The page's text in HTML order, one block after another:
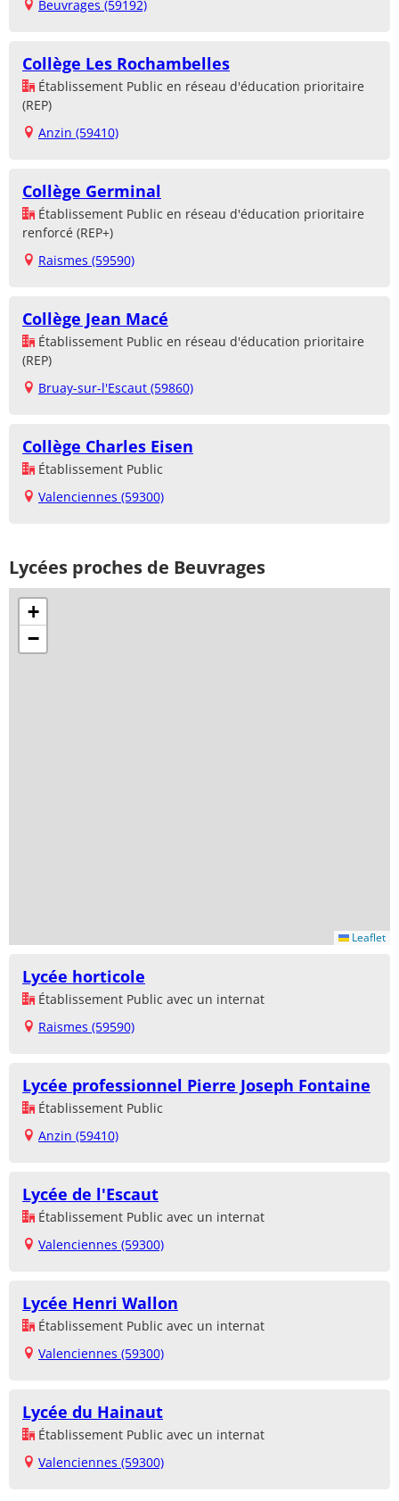
Beuvrages (59192)
Collège Les Rochambelles
Établissement Public en réseau d'éducation prioritaire
(REP)
Anzin (59410)
Collège Germinal
Établissement Public en réseau d'éducation prioritaire
renforcé (REP+)
Raismes (59590)
Collège Jean Macé
Établissement Public en réseau d'éducation prioritaire
(REP)
Bruay-sur-l'Escaut (59860)
Collège Charles Eisen
Établissement Public
Valenciennes (59300)
Lycées proches de Beuvrages
+
−
Leaflet
Lycée horticole
Établissement Public avec un internat
Raismes (59590)
Lycée professionnel Pierre Joseph Fontaine
Établissement Public
Anzin (59410)
Lycée de l'Escaut
Établissement Public avec un internat
Valenciennes (59300)
Lycée Henri Wallon
Établissement Public avec un internat
Valenciennes (59300)
Lycée du Hainaut
Établissement Public avec un internat
Valenciennes (59300)